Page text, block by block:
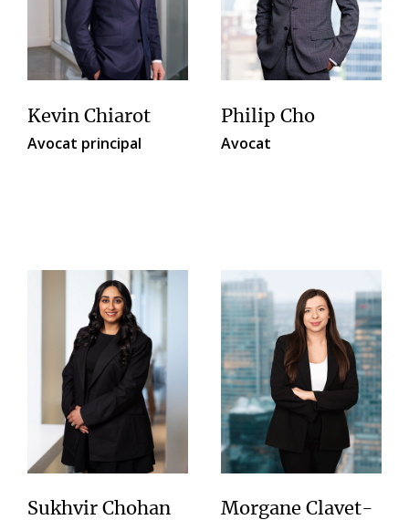
Kevin Chiarot
Avocat principal
Philip Cho
Avocat
Sukhvir Chohan Morgane Clavet-